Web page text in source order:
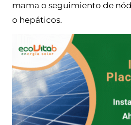
mama o seguimiento de
o hepáticos.